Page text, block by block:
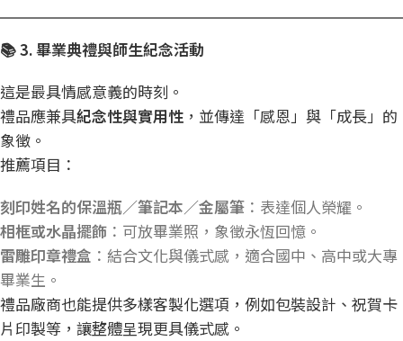
📚 3.畢業典禮與師生紀念活動
這是最具情感意義的時刻。
禮品應兼具紀念性與實用性 ，並傳達「感恩」與「成長」的
象徵。
推薦項目：
刻印姓名的保溫瓶／筆記本／金屬筆 ：表達個人榮耀。
相框或水晶擺飾 ：可放畢業照，象徵永恆回憶。
雷雕印章禮盒 ：結合文化與儀式感，適合國中、高中或大專
畢業生。
禮品廠商也能提供多樣客製化選項，例如包裝設計、祝賀卡
片印製等，讓整體呈現更具儀式感。